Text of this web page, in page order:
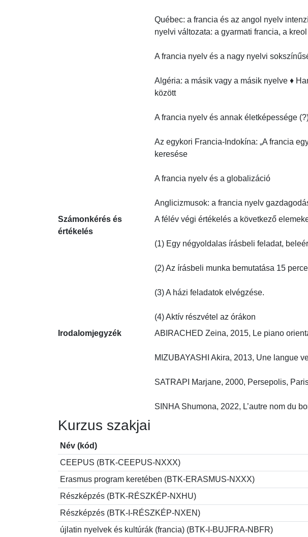
Québec: a francia és az angol nyelv
nyelvi változata: a gyarmati francia, a
A francia nyelv és a nagy nyelvi
Algéria: a másik vagy a másik nyelve ♦
között
A francia nyelv és annak életképessége
Az egykori Francia-Indokína: „A francia
keresése
A francia nyelv és a globalizáció
Anglicizmusok: a francia nyelv
Számonkérés és
értékelés
A félév végi értékelés a következő
(1) Egy négyoldalas írásbeli feladat,
(2) Az írásbeli munka bemutatása 15
(3) A házi feladatok elvégzése.
(4) Aktív részvétel az órákon
Irodalomjegyzék
ABIRACHED Zeina, 2015, Le piano
MIZUBAYASHI Akira, 2013, Une langue
SATRAPI Marjane, 2000, Persepolis,
SINHA Shumona, 2022, L’autre nom du
Kurzus szakjai
Név (kód)
CEEPUS (BTK-CEEPUS-NXXX)
Erasmus program keretében (BTK-ERASMUS-NXXX)
Részképzés (BTK-RÉSZKÉP-NXHU)
Részképzés (BTK-I-RÉSZKÉP-NXEN)
újlatin nyelvek és kultúrák (francia) (BTK-I-BUJFRA-NBFR)